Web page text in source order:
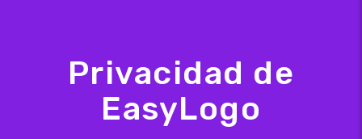
Privacidad de
EasyLogo